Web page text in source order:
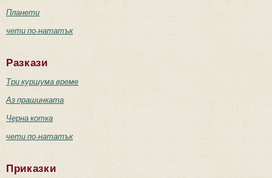
Планети
чети по-нататък
Разкази
Три куршума време
Аз прашинката
Черна котка
чети по-нататък
Приказки